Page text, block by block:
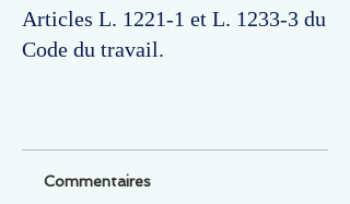
Articles L. 1221-1 et L. 1233-3 du
Code du travail.
Commentaires